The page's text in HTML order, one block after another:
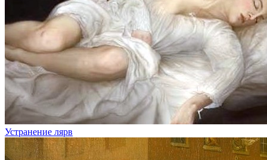
Устранение лярв